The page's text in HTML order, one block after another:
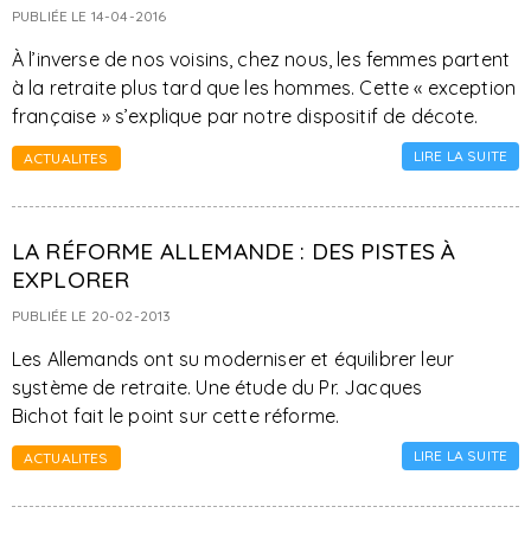
PUBLIÉE LE 14-04-2016
À l’inverse de nos voisins, chez nous, les femmes partent
à la retraite plus tard que les hommes. Cette « exception
française » s’explique par notre dispositif de décote.
ACTUALITES LIRE LA SUITE
LA RÉFORME ALLEMANDE : DES PISTES À
EXPLORER
PUBLIÉE LE 20-02-2013
Les Allemands ont su moderniser et équilibrer leur
système de retraite. Une étude du Pr. Jacques
Bichot fait le point sur cette réforme.
ACTUALITES LIRE LA SUITE